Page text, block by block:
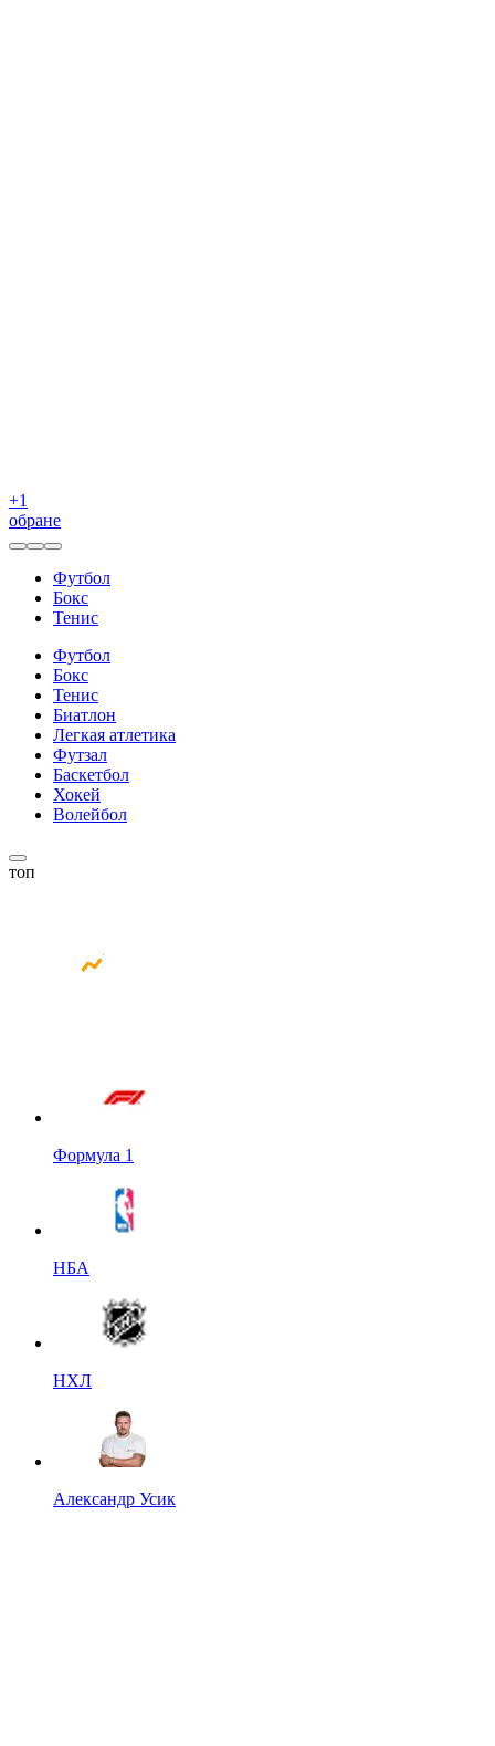
+1
обране
Футбол
Бокс
Тенис
Футбол
Бокс
Тенис
Биатлон
Легкая атлетика
Футзал
Баскетбол
Хокей
Волейбол
топ
Формула 1
НБА
НХЛ
Александр Усик